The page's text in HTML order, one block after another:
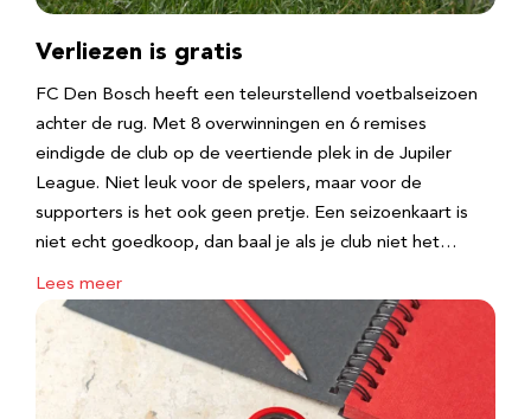
Verliezen is gratis
FC Den Bosch heeft een teleurstellend voetbalseizoen
achter de rug. Met 8 overwinningen en 6 remises
eindigde de club op de veertiende plek in de Jupiler
League. Niet leuk voor de spelers, maar voor de
supporters is het ook geen pretje. Een seizoenkaart is
niet echt goedkoop, dan baal je als je club niet het…
Lees meer